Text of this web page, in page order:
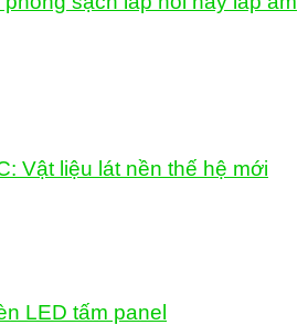
Vật liệu lát nền thế hệ mới
LED tấm panel